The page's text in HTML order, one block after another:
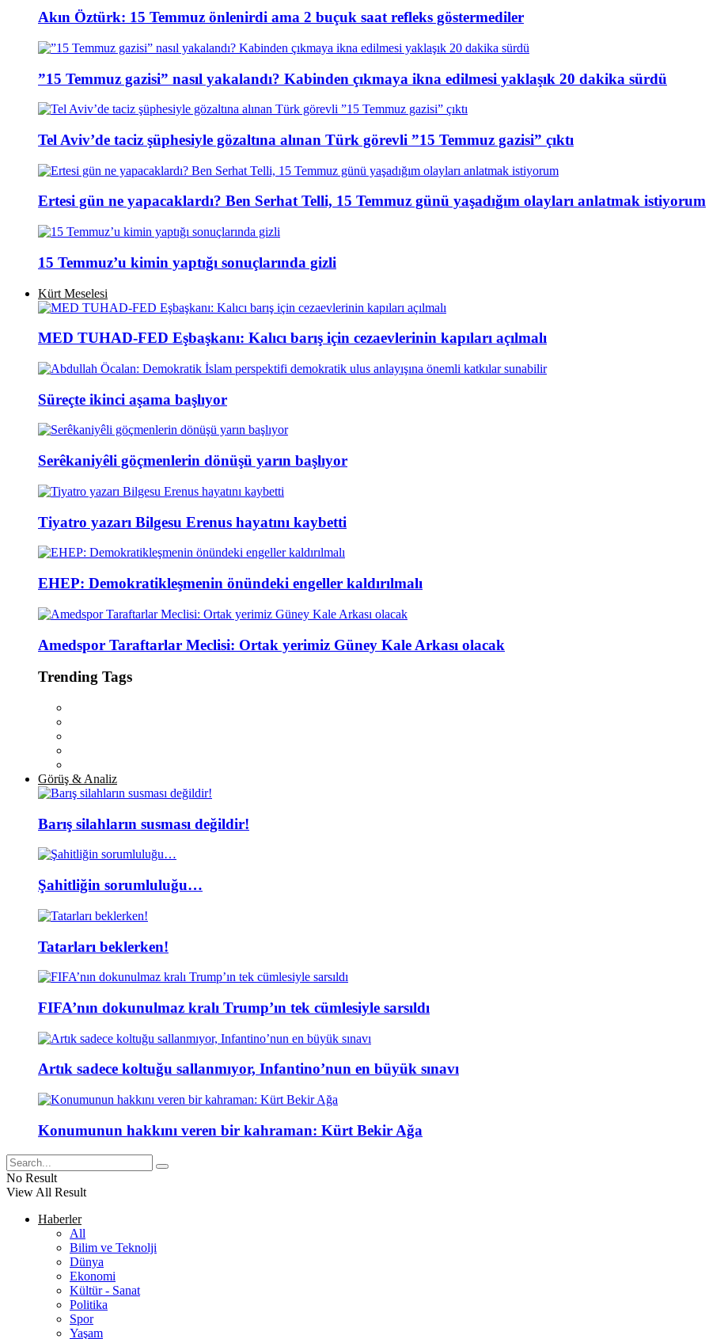
Akın Öztürk: 15 Temmuz önlenirdi ama 2 buçuk saat refleks göstermediler
”15 Temmuz gazisi” nasıl yakalandı? Kabinden çıkmaya ikna edilmesi yaklaşık 20 dakika sürdü
Tel Aviv’de taciz şüphesiyle gözaltına alınan Türk görevli ”15 Temmuz gazisi” çıktı
Ertesi gün ne yapacaklardı? Ben Serhat Telli, 15 Temmuz günü yaşadığım olayları anlatmak istiyorum
15 Temmuz’u kimin yaptığı sonuçlarında gizli
Kürt Meselesi
MED TUHAD-FED Eşbaşkanı: Kalıcı barış için cezaevlerinin kapıları açılmalı
Süreçte ikinci aşama başlıyor
Serêkaniyêli göçmenlerin dönüşü yarın başlıyor
Tiyatro yazarı Bilgesu Erenus hayatını kaybetti
EHEP: Demokratikleşmenin önündeki engeller kaldırılmalı
Amedspor Taraftarlar Meclisi: Ortak yerimiz Güney Kale Arkası olacak
Trending Tags
Görüş & Analiz
Barış silahların susması değildir!
Şahitliğin sorumluluğu…
Tatarları beklerken!
FIFA’nın dokunulmaz kralı Trump’ın tek cümlesiyle sarsıldı
Artık sadece koltuğu sallanmıyor, Infantino’nun en büyük sınavı
Konumunun hakkını veren bir kahraman: Kürt Bekir Ağa
No Result
View All Result
Haberler
All
Bilim ve Teknolji
Dünya
Ekonomi
Kültür - Sanat
Politika
Spor
Yaşam